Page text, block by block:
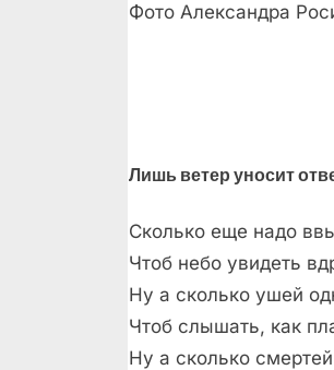
Фото Александра
Лишь ветер уносит
Сколько еще надо
Чтоб небо увидеть
Ну а сколько ушей
Чтоб слышать, как
Ну а сколько